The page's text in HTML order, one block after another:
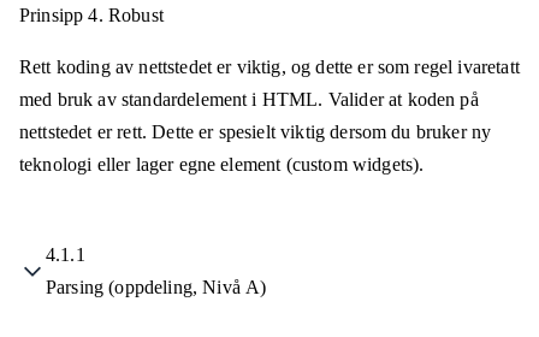
Prinsipp 4. Robust
Rett koding av nettstedet er viktig, og dette er som regel ivaretatt
med bruk av standardelement i HTML. Valider at koden på
nettstedet er rett. Dette er spesielt viktig dersom du bruker ny
teknologi eller lager egne element (custom widgets).
4.1.1
Parsing (oppdeling, Nivå A)